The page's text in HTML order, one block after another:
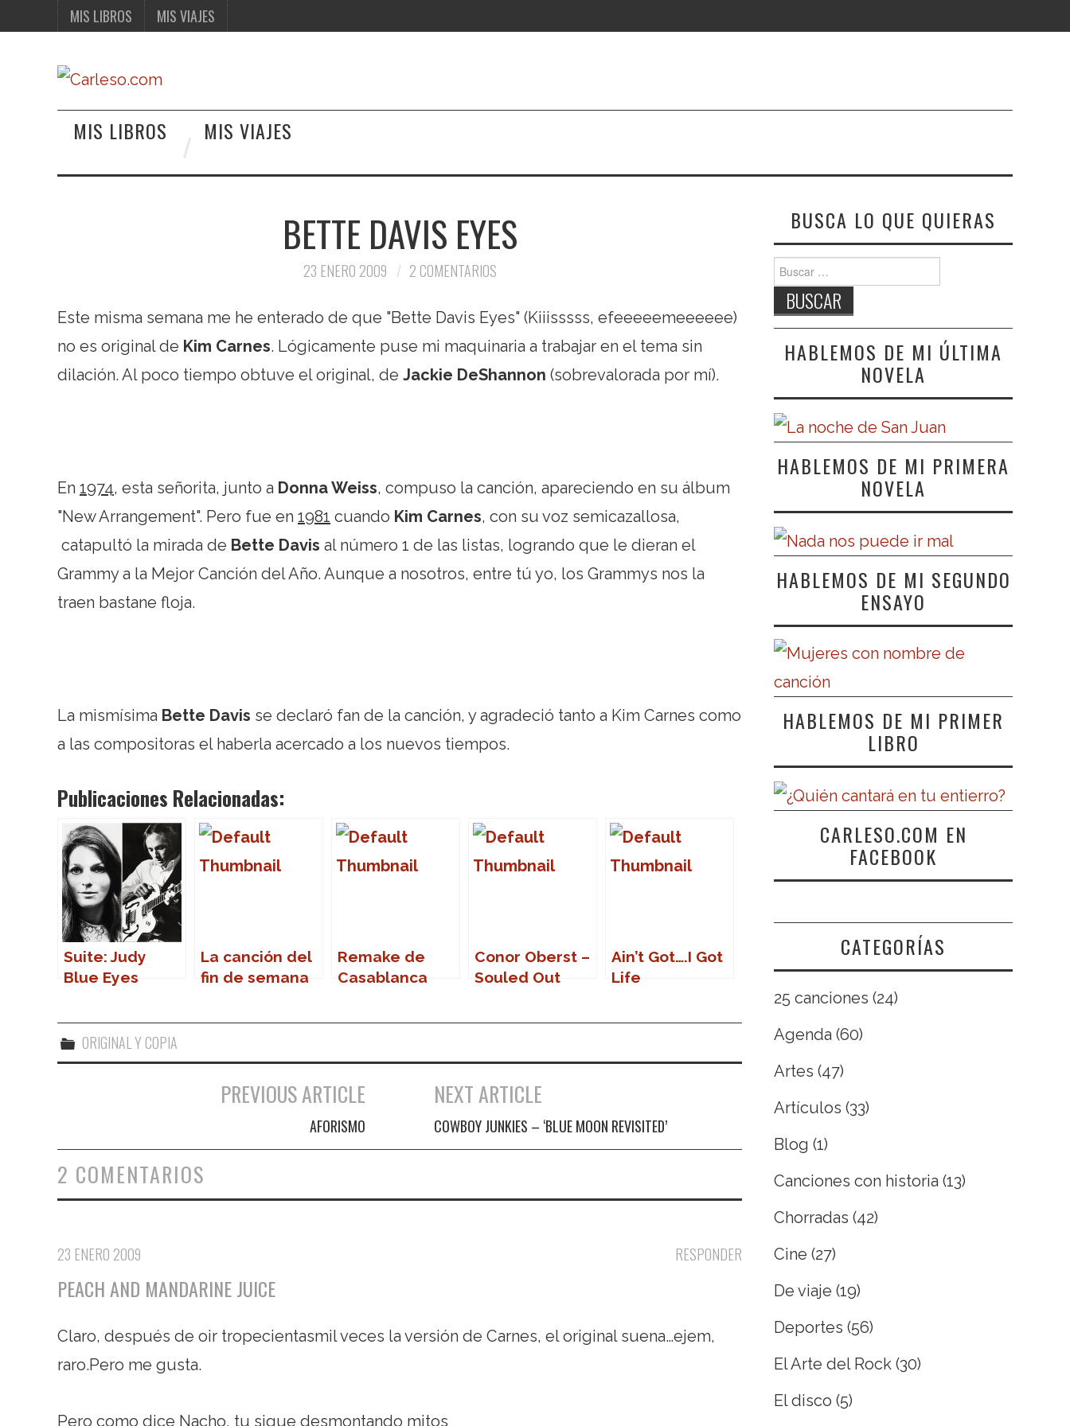
MIS LIBROS MIS VIAJES
MIS LIBROS MIS VIAJES
BETTE DAVIS EYES
23 ENERO 2009 2 COMENTARIOS
Este misma semana me he enterado de que "Bette Davis Eyes" (Kiiisssss, efeeeeemeeeeee)
no es original de Kim Carnes. Lógicamente puse mi maquinaria a trabajar en el tema sin
dilación. Al poco tiempo obtuve el original, de Jackie DeShannon (sobrevalorada por mí).
En 1974, esta señorita, junto a Donna Weiss, compuso la canción, apareciendo en su álbum
"New Arrangement". Pero fue en 1981 cuando Kim Carnes, con su voz semicazallosa,
catapultó la mirada de Bette Davis al número 1 de las listas, logrando que le dieran el
Grammy a la Mejor Canción del Año. Aunque a nosotros, entre tú yo, los Grammys nos la
traen bastane floja.
La mismísima Bette Davis se declaró fan de la canción, y agradeció tanto a Kim Carnes como
a las compositoras el haberla acercado a los nuevos tiempos.
Publicaciones Relacionadas:
Suite: Judy
Blue Eyes
La canción del
fin de semana
Remake de
Casablanca
Conor Oberst –
Souled Out
Ain’t Got….I Got
Life
ORIGINAL Y COPIA
Navegación de entradas
PREVIOUS ARTICLE
AFORISMO
NEXT ARTICLE
COWBOY JUNKIES – ‘BLUE MOON REVISITED’
2 COMENTARIOS
RESPONDER
23 ENERO 2009
PEACH AND MANDARINE JUICE
Claro, después de oir tropecientasmil veces la versión de Carnes, el original suena…ejem,
raro.Pero me gusta.
Pero como dice Nacho, tu sigue desmontando mitos
BUSCA LO QUE QUIERAS
Buscar:
HABLEMOS DE MI ÚLTIMA
NOVELA
HABLEMOS DE MI PRIMERA
NOVELA
HABLEMOS DE MI SEGUNDO
ENSAYO
HABLEMOS DE MI PRIMER
LIBRO
CARLESO.COM EN
FACEBOOK
CATEGORÍAS
25 canciones (24)
Agenda (60)
Artes (47)
Artículos (33)
Blog (1)
Canciones con historia (13)
Chorradas (42)
Cine (27)
De viaje (19)
Deportes (56)
El Arte del Rock (30)
El disco (5)